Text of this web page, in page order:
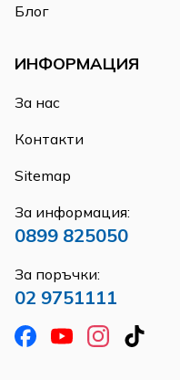
Блог
ИНФОРМАЦИЯ
За нас
Контакти
Sitemap
За информация:
0899 825050
За поръчки:
02 9751111